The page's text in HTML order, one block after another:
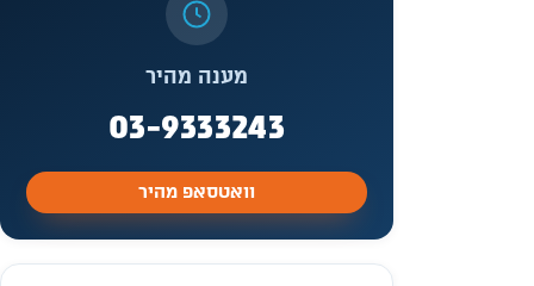
מענה מהיר
03-9333243
וואטסאפ מהיר